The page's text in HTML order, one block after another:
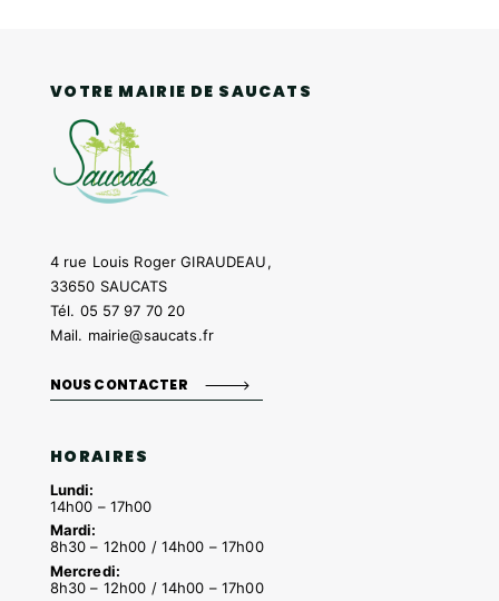
VOTRE MAIRIE DE SAUCATS
4 rue Louis Roger GIRAUDEAU,
33650 SAUCATS
Tél. 05 57 97 70 20
Mail. mairie@saucats.fr
NOUS CONTACTER
HORAIRES
Lundi:
14h00 – 17h00
Mardi:
8h30 – 12h00 / 14h00 – 17h00
Mercredi:
8h30 – 12h00 / 14h00 – 17h00